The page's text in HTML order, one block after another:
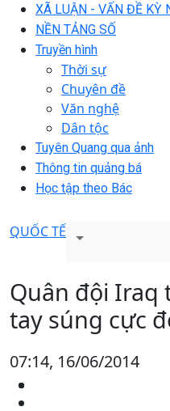
XÃ LUẬN - VẤN ĐỀ KỲ
NỀN TẢNG SỐ
Truyền hình
Thời sự
Chuyên đề
Văn nghệ
Dân tộc
Tuyên Quang qua ảnh
Thông tin quảng bá
Học tập theo Bác
QUỐC TẾ
Quân đội Iraq
tay súng cực
07:14, 16/06/2014